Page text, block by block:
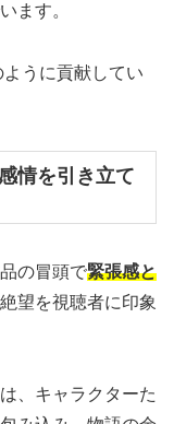
ます。
うに貢献してい
情を引き立て
の冒頭で緊張感と
望を視聴者に印象
、キャラクターた